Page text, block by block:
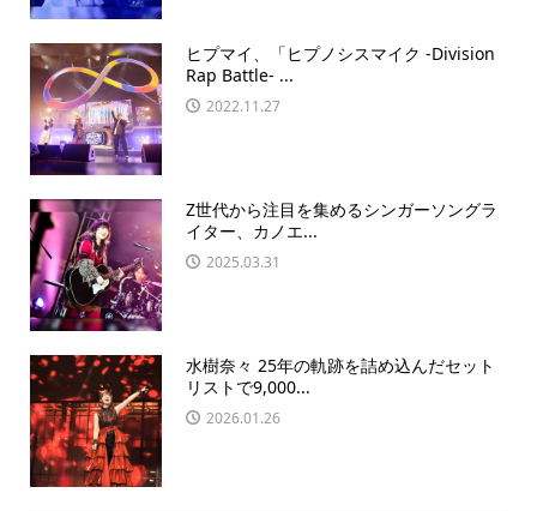
ヒプマイ、「ヒプノシスマイク -Division
Rap Battle- ...
2022.11.27
Z世代から注⽬を集めるシンガーソングラ
イター、カノエ...
2025.03.31
水樹奈々 25年の軌跡を詰め込んだセット
リストで9,000...
2026.01.26